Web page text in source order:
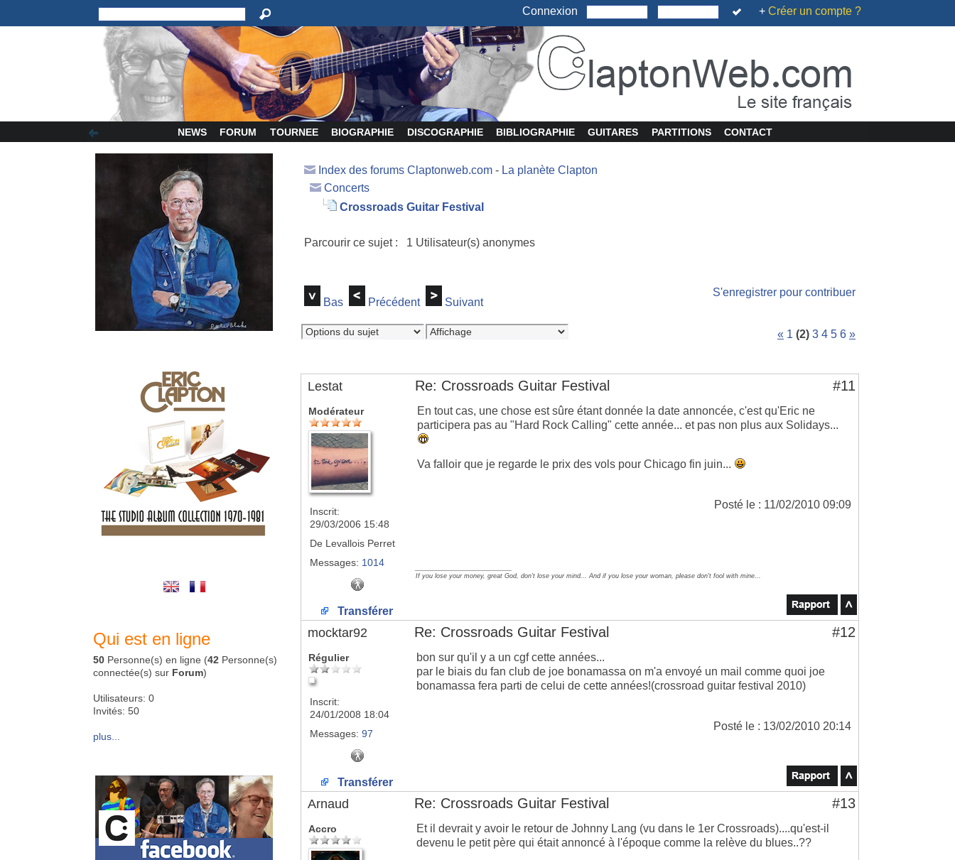
Connexion + Créer un compte ?
NEWS FORUM TOURNEE BIOGRAPHIE DISCOGRAPHIE BIBLIOGRAPHIE GUITARES PARTITIONS CONTACT
Qui est en ligne
50 Personne(s) en ligne (42 Personne(s)
connectée(s) sur Forum)
Utilisateurs: 0
Invités: 50
plus...
Index des forums Claptonweb.com - La planète Clapton
Concerts
Crossroads Guitar Festival
Parcourir ce sujet : 1 Utilisateur(s) anonymes
Bas Précédent Suivant
S'enregistrer pour contribuer
« 1 (2) 3 4 5 6 »
Lestat Re: Crossroads Guitar Festival #11
Modérateur
Inscrit:
29/03/2006 15:48
De Levallois Perret
Messages: 1014
En tout cas, une chose est sûre étant donnée la date annoncée, c'est qu'Eric ne
participera pas au "Hard Rock Calling" cette année... et pas non plus aux Solidays...
Va falloir que je regarde le prix des vols pour Chicago fin juin...
Posté le : 11/02/2010 09:09
If you lose your money, great God, don't lose your mind... And if you lose your woman, please don't fool with mine...
Transférer
mocktar92 Re: Crossroads Guitar Festival #12
Régulier
Inscrit:
24/01/2008 18:04
Messages: 97
bon sur qu'il y a un cgf cette années...
par le biais du fan club de joe bonamassa on m'a envoyé un mail comme quoi joe
bonamassa fera parti de celui de cette années!(crossroad guitar festival 2010)
Posté le : 13/02/2010 20:14
Transférer
Arnaud Re: Crossroads Guitar Festival #13
Accro
Et il devrait y avoir le retour de Johnny Lang (vu dans le 1er Crossroads)....qu'est-il
devenu le petit père qui était annoncé à l'époque comme la relève du blues..??